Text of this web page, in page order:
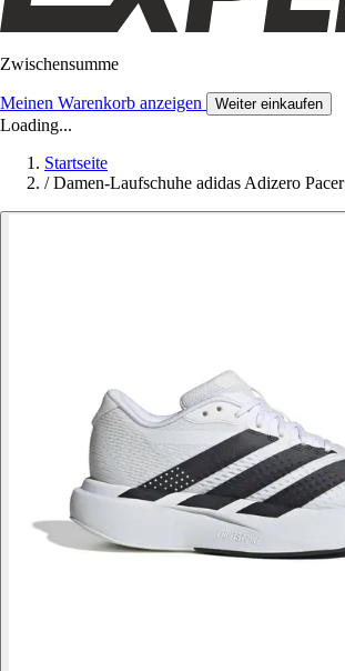
Zwischensumme
Meinen Warenkorb anzeigen Weiter einkaufen
Loading...
Startseite
/ Damen-Laufschuhe adidas Adizero Pacer